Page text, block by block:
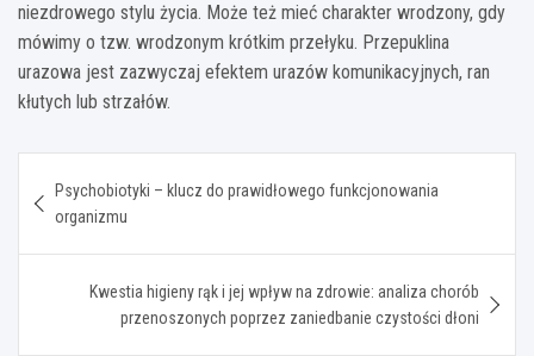
niezdrowego stylu życia. Może też mieć charakter wrodzony, gdy
mówimy o tzw. wrodzonym krótkim przełyku. Przepuklina
urazowa jest zazwyczaj efektem urazów komunikacyjnych, ran
kłutych lub strzałów.
wpisu
Psychobiotyki – klucz do prawidłowego funkcjonowania
organizmu
Kwestia higieny rąk i jej wpływ na zdrowie: analiza chorób
przenoszonych poprzez zaniedbanie czystości dłoni